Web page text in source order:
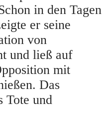
in den Tagen
er seine
von
und ließ auf
mit
Das
Tote und